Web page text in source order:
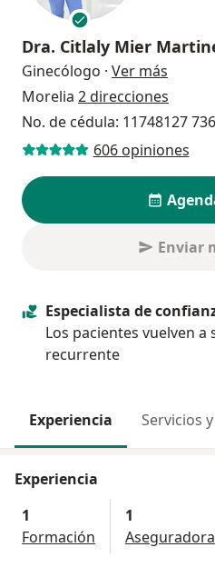
Dra. Citlaly Mier
Ginecólogo · Ver más
Morelia 2 direcciones
No. de cédula: 11748127
606 opiniones
Enviar
Especialista de
Los pacientes vuelven
recurrente
Experiencia Servicios
Experiencia
1
Formación
1